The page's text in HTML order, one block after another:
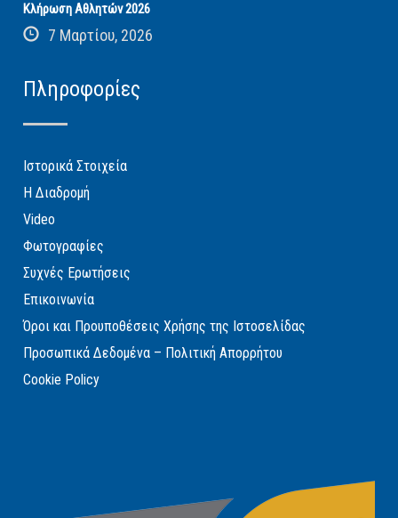
Κλήρωση Αθλητών 2026
7 Μαρτίου, 2026
Πληροφορίες
Ιστορικά Στοιχεία
Η Διαδρομή
Video
Φωτογραφίες
Συχνές Ερωτήσεις
Επικοινωνία
Όροι και Προυποθέσεις Χρήσης της Ιστοσελίδας
Προσωπικά Δεδομένα – Πολιτική Απορρήτου
Cookie Policy